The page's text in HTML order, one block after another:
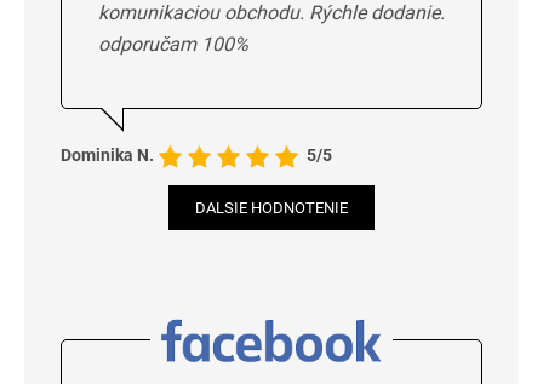
komunikaciou obchodu. Rýchle dodanie.
odporučam 100%
Dominika N. 5/5
DALSIE HODNOTENIE